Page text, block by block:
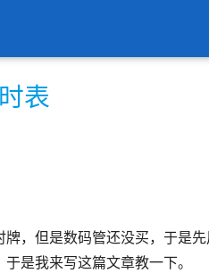
表
，但是数码管还没买，于是
是我来写这篇文章教一下。